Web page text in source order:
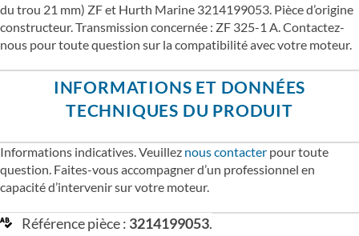
du trou 21 mm) ZF et Hurth Marine 3214199053. Pièce d’origine
constructeur. Transmission concernée : ZF 325-1 A. Contactez-
nous pour toute question sur la compatibilité avec votre moteur.
INFORMATIONS ET DONNÉES
TECHNIQUES DU PRODUIT
Informations indicatives. Veuillez nous contacter pour toute
question. Faites-vous accompagner d’un professionnel en
capacité d’intervenir sur votre moteur.
Référence pièce : 3214199053.